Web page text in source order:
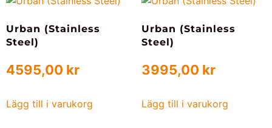
Urban (Stainless
Steel)
4595,00 kr
Lägg till i varukorg
Urban (Stainless
Steel)
3995,00 kr
Lägg till i varukorg